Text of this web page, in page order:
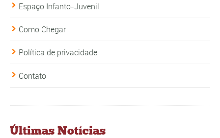
Espaço Infanto-Juvenil
Como Chegar
Política de privacidade
Contato
Últimas Notícias